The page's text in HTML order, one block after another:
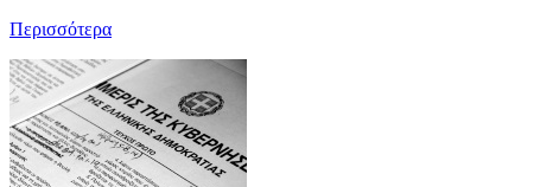
Περισσότερα